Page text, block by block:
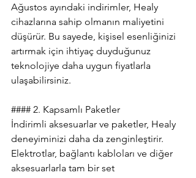
Ağustos ayındaki indirimler, Healy
cihazlarına sahip olmanın maliyetini
düşürür. Bu sayede, kişisel esenliğinizi
artırmak için ihtiyaç duyduğunuz
teknolojiye daha uygun fiyatlarla
ulaşabilirsiniz.
#### 2. Kapsamlı Paketler
İndirimli aksesuarlar ve paketler, Healy
deneyiminizi daha da zenginleştirir.
Elektrotlar, bağlantı kabloları ve diğer
aksesuarlarla tam bir set